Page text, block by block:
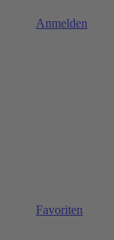
Anmelden
Favoriten